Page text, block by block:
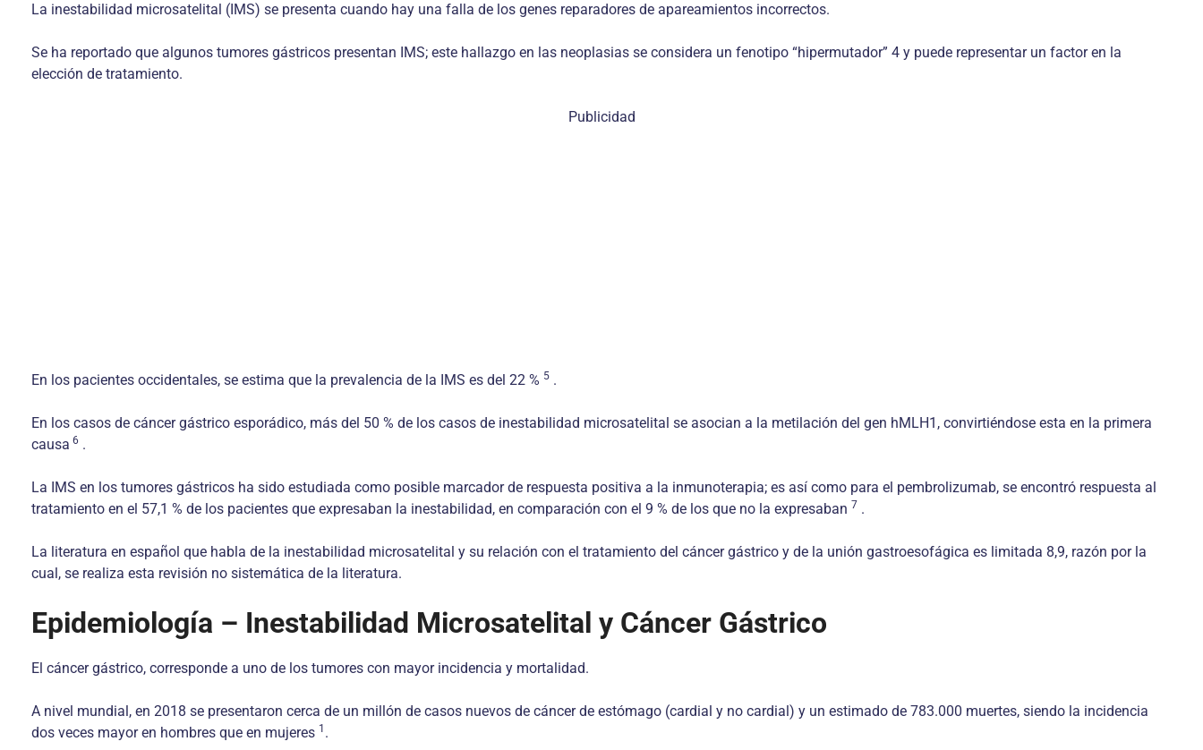
La inestabilidad microsatelital (IMS) se presenta cuando hay una falla de los genes reparadores de apareamientos incorrectos.
Se ha reportado que algunos tumores gástricos presentan IMS; este hallazgo en las neoplasias se considera un fenotipo “hipermutador” 4 y puede representar un factor en la
elección de tratamiento.
Publicidad
En los pacientes occidentales, se estima que la prevalencia de la IMS es del 22 % 5 .
En los casos de cáncer gástrico esporádico, más del 50 % de los casos de inestabilidad microsatelital se asocian a la metilación del gen hMLH1, convirtiéndose esta en la primera
causa 6 .
La IMS en los tumores gástricos ha sido estudiada como posible marcador de respuesta positiva a la inmunoterapia; es así como para el pembrolizumab, se encontró respuesta al
tratamiento en el 57,1 % de los pacientes que expresaban la inestabilidad, en comparación con el 9 % de los que no la expresaban 7 .
La literatura en español que habla de la inestabilidad microsatelital y su relación con el tratamiento del cáncer gástrico y de la unión gastroesofágica es limitada 8,9, razón por la
cual, se realiza esta revisión no sistemática de la literatura.
Epidemiología – Inestabilidad Microsatelital y Cáncer Gástrico
El cáncer gástrico, corresponde a uno de los tumores con mayor incidencia y mortalidad.
A nivel mundial, en 2018 se presentaron cerca de un millón de casos nuevos de cáncer de estómago (cardial y no cardial) y un estimado de 783.000 muertes, siendo la incidencia
dos veces mayor en hombres que en mujeres 1 .